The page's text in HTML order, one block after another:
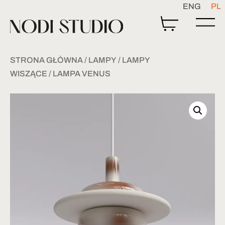
ENG PL
STRONA GŁÓWNA/ LAMPY / LAMPY
WISZĄCE / LAMPA VENUS